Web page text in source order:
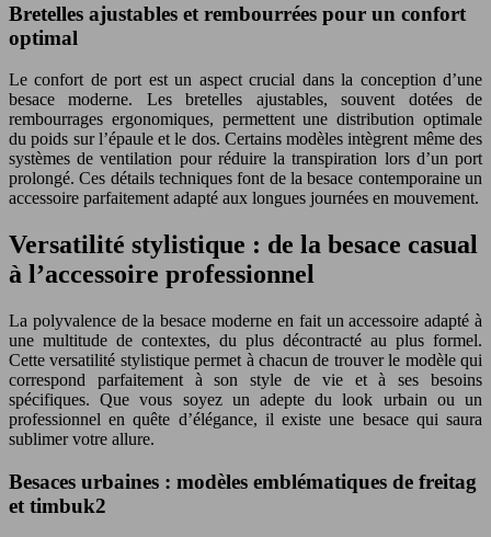
Bretelles ajustables et rembourrées pour un confort
optimal
Le confort de port est un aspect crucial dans la conception d’une
besace moderne. Les bretelles ajustables, souvent dotées de
rembourrages ergonomiques, permettent une distribution optimale
du poids sur l’épaule et le dos. Certains modèles intègrent même des
systèmes de ventilation pour réduire la transpiration lors d’un port
prolongé. Ces détails techniques font de la besace contemporaine un
accessoire parfaitement adapté aux longues journées en mouvement.
Versatilité stylistique : de la besace casual
à l’accessoire professionnel
La polyvalence de la besace moderne en fait un accessoire adapté à
une multitude de contextes, du plus décontracté au plus formel.
Cette versatilité stylistique permet à chacun de trouver le modèle qui
correspond parfaitement à son style de vie et à ses besoins
spécifiques. Que vous soyez un adepte du look urbain ou un
professionnel en quête d’élégance, il existe une besace qui saura
sublimer votre allure.
Besaces urbaines : modèles emblématiques de freitag
et timbuk2